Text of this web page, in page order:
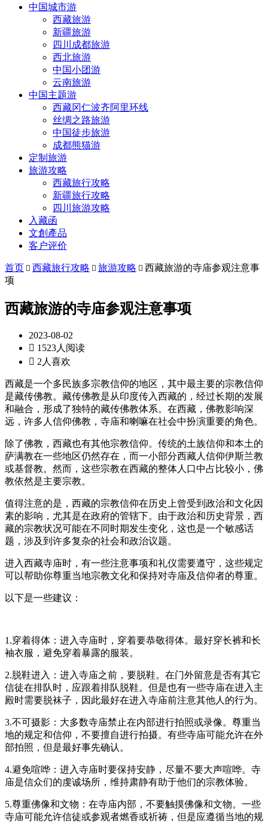
中国城市游
西藏旅游
新疆旅游
四川成都旅游
西北旅游
中国小团游
云南旅游
中国主题游
西藏冈仁波齐阿里环线
丝绸之路旅游
中国徒步旅游
成都熊猫游
定制旅游
旅游攻略
西藏旅行攻略
新疆旅行攻略
四川旅游攻略
入藏函
文創產品
客户评价
首页  西藏旅行攻略  旅游攻略  西藏旅游的寺庙参观注意事
项
西藏旅游的寺庙参观注意事项
2023-08-02
 1523人阅读
 2人喜欢
西藏是一个多民族多宗教信仰的地区，其中最主要的宗教信仰
是藏传佛教。藏传佛教是从印度传入西藏的，经过长期的发展
和融合，形成了独特的藏传佛教体系。在西藏，佛教影响深
远，许多人信仰佛教，寺庙和喇嘛在社会中扮演重要的角色。
除了佛教，西藏也有其他宗教信仰。传统的土族信仰和本土的
萨满教在一些地区仍然存在，而一小部分西藏人信仰伊斯兰教
或基督教。然而，这些宗教在西藏的整体人口中占比较小，佛
教依然是主要宗教。
值得注意的是，西藏的宗教信仰在历史上曾受到政治和文化因
素的影响，尤其是在政府的管辖下。由于政治和历史背景，西
藏的宗教状况可能在不同时期发生变化，这也是一个敏感话
题，涉及到许多复杂的社会和政治议题。
进入西藏寺庙时，有一些注意事项和礼仪需要遵守，这些规定
可以帮助你尊重当地宗教文化和保持对寺庙及信仰者的尊重。
以下是一些建议：
1.穿着得体：进入寺庙时，穿着要恭敬得体。最好穿长裤和长
袖衣服，避免穿着暴露的服装。
2.脱鞋进入：进入寺庙之前，要脱鞋。在门外留意是否有其它
信徒在排队时，应跟着排队脱鞋。但是也有一些寺庙在进入主
殿时需要脱袜子，因此最好在进入寺庙前注意其他人的行为。
3.不可摄影：大多数寺庙禁止在内部进行拍照或录像。尊重当
地的规定和信仰，不要擅自进行拍摄。有些寺庙可能允许在外
部拍照，但是最好事先确认。
4.避免喧哗：进入寺庙时要保持安静，尽量不要大声喧哗。寺
庙是信众们的虔诚场所，维持肃静有助于他们的宗教体验。
5.尊重佛像和文物：在寺庙内部，不要触摸佛像和文物。一些
寺庙可能允许信徒或参观者燃香或祈祷，但是应遵循当地的规